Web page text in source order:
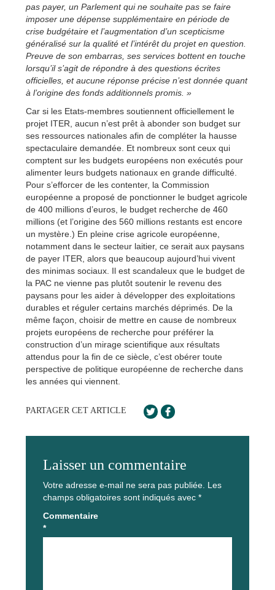
pas payer, un Parlement qui ne souhaite pas se faire
imposer une dépense supplémentaire en période de
crise budgétaire et l’augmentation d’un scepticisme
généralisé sur la qualité et l’intérêt du projet en question.
Preuve de son embarras, ses services bottent en touche
lorsqu’il s’agit de répondre à des questions écrites
officielles, et aucune réponse précise n’est donnée quant
à l’origine des fonds additionnels promis. »
Car si les Etats-membres soutiennent officiellement le
projet ITER, aucun n’est prêt à abonder son budget sur
ses ressources nationales afin de compléter la hausse
spectaculaire demandée. Et nombreux sont ceux qui
comptent sur les budgets européens non exécutés pour
alimenter leurs budgets nationaux en grande difficulté.
Pour s’efforcer de les contenter, la Commission
européenne a proposé de ponctionner le budget agricole
de 400 millions d’euros, le budget recherche de 460
millions (et l’origine des 560 millions restants est encore
un mystère.) En pleine crise agricole européenne,
notamment dans le secteur laitier, ce serait aux paysans
de payer ITER, alors que beaucoup aujourd’hui vivent
des minimas sociaux. Il est scandaleux que le budget de
la PAC ne vienne pas plutôt soutenir le revenu des
paysans pour les aider à développer des exploitations
durables et réguler certains marchés déprimés. De la
même façon, choisir de mettre en cause de nombreux
projets européens de recherche pour préférer la
construction d’un mirage scientifique aux résultats
attendus pour la fin de ce siècle, c’est obérer toute
perspective de politique européenne de recherche dans
les années qui viennent.
PARTAGER CET ARTICLE
Laisser un commentaire
Votre adresse e-mail ne sera pas publiée. Les
champs obligatoires sont indiqués avec *
Commentaire
*